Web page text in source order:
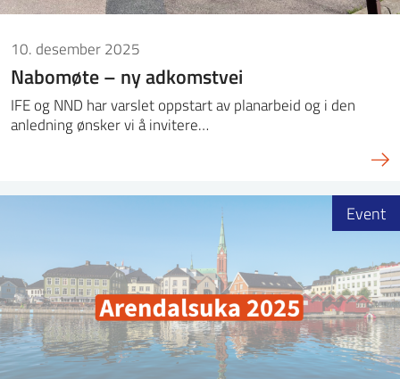
10. desember 2025
Nabomøte – ny adkomstvei
IFE og NND har varslet oppstart av planarbeid og i den
anledning ønsker vi å invitere…
Event